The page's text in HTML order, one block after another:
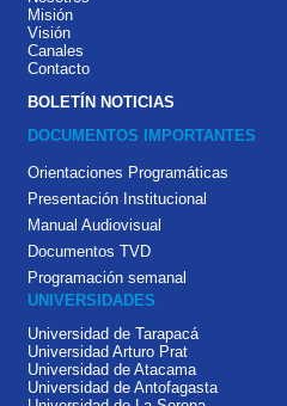
Misión
Visión
Canales
Contacto
BOLETÍN NOTICIAS
DOCUMENTOS IMPORTANTES
Orientaciones Programáticas
Presentación Institucional
Manual Audiovisual
Documentos TVD
Programación semanal
UNIVERSIDADES
Universidad de Tarapacá
Universidad Arturo Prat
Universidad de Atacama
Universidad de Antofagasta